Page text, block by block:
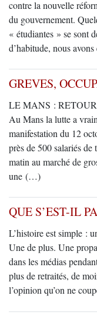
contre la nouvelle
du gouvernement.
« étudiantes » se sont
d’habitude, nous
GREVES,
LE MANS :
Au Mans la lutte a
manifestation du 12
près de 500 salariés de
matin au marché de
une (…)
QUE S’EST-IL
L’histoire est simple :
Une de plus. Une
dans les médias
plus de retraités, de
l’opinion qu’on ne